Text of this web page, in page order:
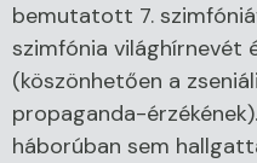
bemutatott 7.
szimfónia világhírnevét
(köszönhetően a
propaganda-
háborúban sem